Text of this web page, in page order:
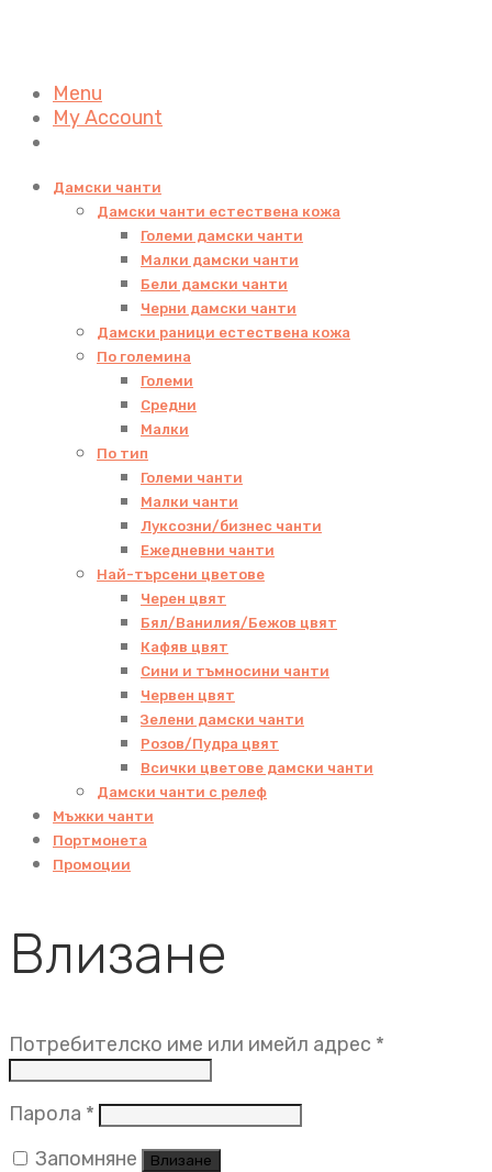
Menu
My Account
Дамски чанти
Дамски чанти естествена кожа
Големи дамски чанти
Малки дамски чанти
Бели дамски чанти
Черни дамски чанти
Дамски раници естествена кожа
По големина
Големи
Средни
Малки
По тип
Големи чанти
Малки чанти
Луксозни/бизнес чанти
Ежедневни чанти
Най-търсени цветове
Черен цвят
Бял/Ванилия/Бежов цвят
Кафяв цвят
Сини и тъмносини чанти
Червен цвят
Зелени дамски чанти
Розов/Пудра цвят
Всички цветове дамски чанти
Дамски чанти с релеф
Мъжки чанти
Портмонета
Промоции
Влизане
Потребителско име или имейл адрес *
Парола * Задължително
Запомняне
Влизане